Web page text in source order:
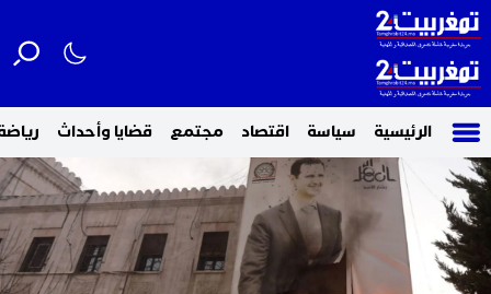
الرئيسية سياسة اقتصاد مجتمع قضايا وأحداث